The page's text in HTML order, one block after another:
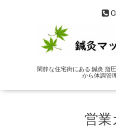
閑静な住宅街にある 鍼灸 指
から体調管
営業